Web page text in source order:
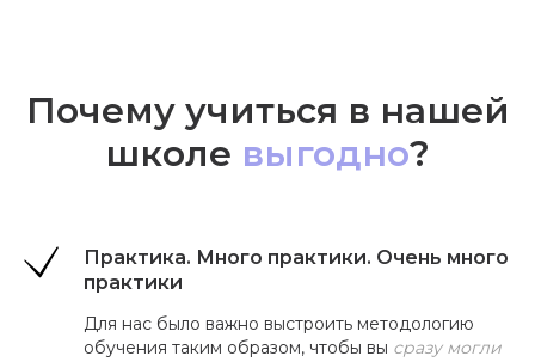
Почему учиться в нашей
школе выгодно?
Практика. Много практики. Очень много
практики
Для нас было важно выстроить методологию
обучения таким образом, чтобы вы сразу могли